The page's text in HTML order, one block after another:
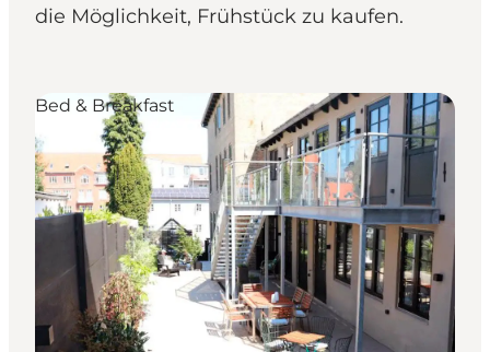
die Möglichkeit, Frühstück zu kaufen.
Bed & Breakfast